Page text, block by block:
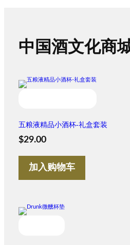
中国酒文化商
五粮液精品小酒杯-礼盒套装
$29.00
加入购物车